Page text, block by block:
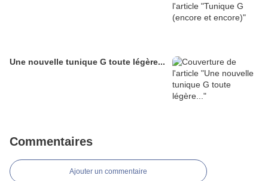
Une nouvelle tunique G toute légère...
Commentaires
Ajouter un commentaire